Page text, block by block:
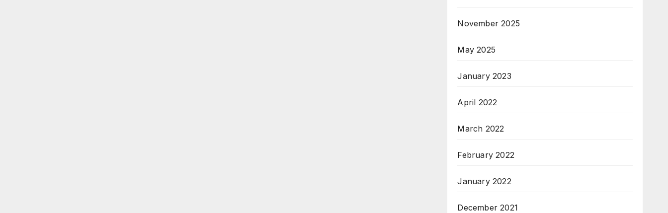
November 2025
May 2025
January 2023
April 2022
March 2022
February 2022
January 2022
December 2021